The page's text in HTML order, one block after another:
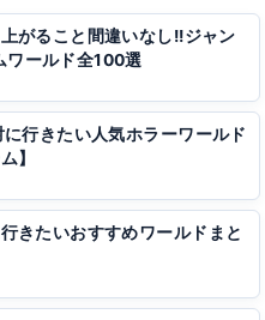
がること間違いなし!!ジャン
ワールド全100選
行きたい人気ホラーワールド
】
きたいおすすめワールドまと